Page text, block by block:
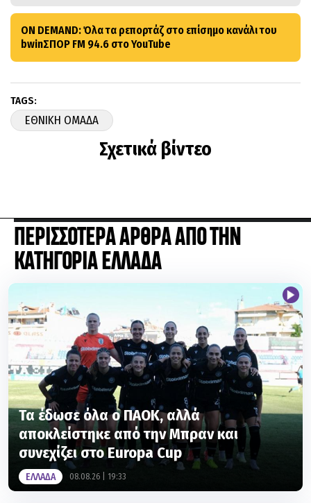
ON DEMAND: Όλα τα ρεπορτάζ στο επίσημο κανάλι του
bwinΣΠΟΡ FM 94.6 στο YouTube
TAGS:
ΕΘΝΙΚΗ ΟΜΑΔΑ
Σχετικά βίντεο
ΠΕΡΙΣΣΟΤΕΡΑ ΑΡΘΡΑ ΑΠΟ ΤΗΝ
ΚΑΤΗΓΟΡΙΑ ΕΛΛΑΔΑ
Τα έδωσε όλα ο ΠΑΟΚ, αλλά
αποκλείστηκε από την Μπραν και
συνεχίζει στο Europa Cup
ΕΛΛΑΔΑ 08.08.26 | 19:33